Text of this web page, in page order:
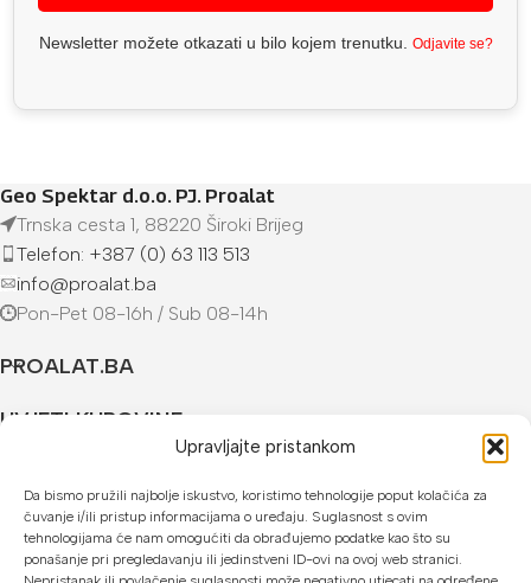
Upravljajte pristankom
Da bismo pružili najbolje iskustvo, koristimo tehnologije poput kolačića za
čuvanje i/ili pristup informacijama o uređaju. Suglasnost s ovim
tehnologijama će nam omogućiti da obrađujemo podatke kao što su
ponašanje pri pregledavanju ili jedinstveni ID-ovi na ovoj web stranici.
Newsletter možete otkazati u bilo kojem trenutku. Odjavite se?
Geo Spektar d.o.o. PJ. Proalat
Trnska cesta 1, 88220 Široki Brijeg
Telefon: +387 (0) 63 113 513
info@proalat.ba
Pon-Pet 08-16h / Sub 08-14h
PROALAT.BA
UVJETI KUPOVINE
U našoj web trgovini možete platiti: